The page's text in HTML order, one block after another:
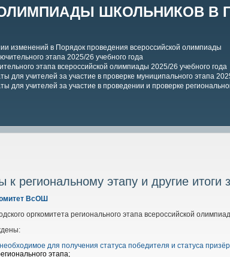
ШКОЛЬНИКОВ В
изменений в Порядок проведения всероссийской олимпиады
этапа 2025/26 учебного года
этапа всероссийской олимпиады 2025/26 учебного года
для учителей за участие в проверке муниципального этапа
для учителей за участие в проведении и проверке
региональному этапу и другие итоги
ВсОШ
оргкомитета регионального этапа всероссийской
необходимое для получения статуса победителя и статуса
этапа;